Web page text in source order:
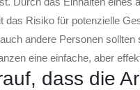
das Risiko für potenzielle
andere Personen
eine einfache, aber
dass die